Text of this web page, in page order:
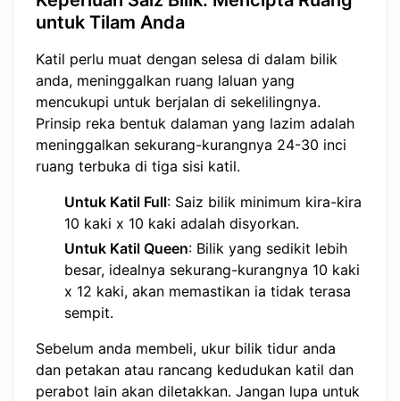
untuk Tilam Anda
Katil perlu muat dengan selesa di dalam bilik
anda, meninggalkan ruang laluan yang
mencukupi untuk berjalan di sekelilingnya.
Prinsip reka bentuk dalaman yang lazim adalah
meninggalkan sekurang-kurangnya 24-30 inci
ruang terbuka di tiga sisi katil.
Untuk Katil Full: Saiz bilik minimum kira-kira
10 kaki x 10 kaki adalah disyorkan.
Untuk Katil Queen: Bilik yang sedikit lebih
besar, idealnya sekurang-kurangnya 10 kaki
x 12 kaki, akan memastikan ia tidak terasa
sempit.
Sebelum anda membeli, ukur bilik tidur anda
dan petakan atau rancang kedudukan katil dan
perabot lain akan diletakkan. Jangan lupa untuk